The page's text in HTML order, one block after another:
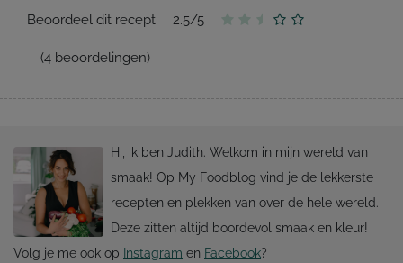
Beoordeel dit recept 2.5/5
(4 beoordelingen)
Hi, ik ben Judith. Welkom in mijn wereld van
smaak! Op My Foodblog vind je de lekkerste
recepten en plekken van over de hele wereld.
Deze zitten altijd boordevol smaak en kleur!
Volg je me ook op Instagram en Facebook?